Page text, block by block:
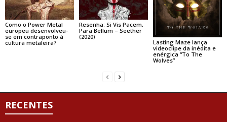
Como o Power Metal
europeu desenvolveu-
se em contraponto à
cultura metaleira?
Resenha: Si Vis Pacem,
Para Bellum – Seether
(2020)
Lasting Maze lança
videoclipe da inédita e
enérgica “To The
Wolves”
RECENTES